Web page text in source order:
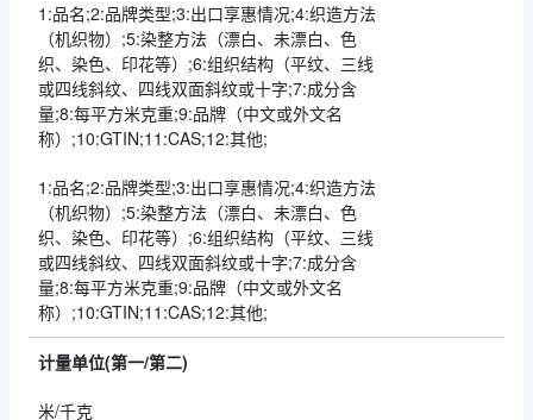
1:品名;2:品牌类型;3:出口享惠情况;4:织造方法
（机织物）;5:染整方法（漂白、未漂白、色
织、染色、印花等）;6:组织结构（平纹、三线
或四线斜纹、四线双面斜纹或十字;7:成分含
量;8:每平方米克重;9:品牌（中文或外文名
称）;10:GTIN;11:CAS;12:其他;
1:品名;2:品牌类型;3:出口享惠情况;4:织造方法
（机织物）;5:染整方法（漂白、未漂白、色
织、染色、印花等）;6:组织结构（平纹、三线
或四线斜纹、四线双面斜纹或十字;7:成分含
量;8:每平方米克重;9:品牌（中文或外文名
称）;10:GTIN;11:CAS;12:其他;
计量单位(第一/第二)
米/千克